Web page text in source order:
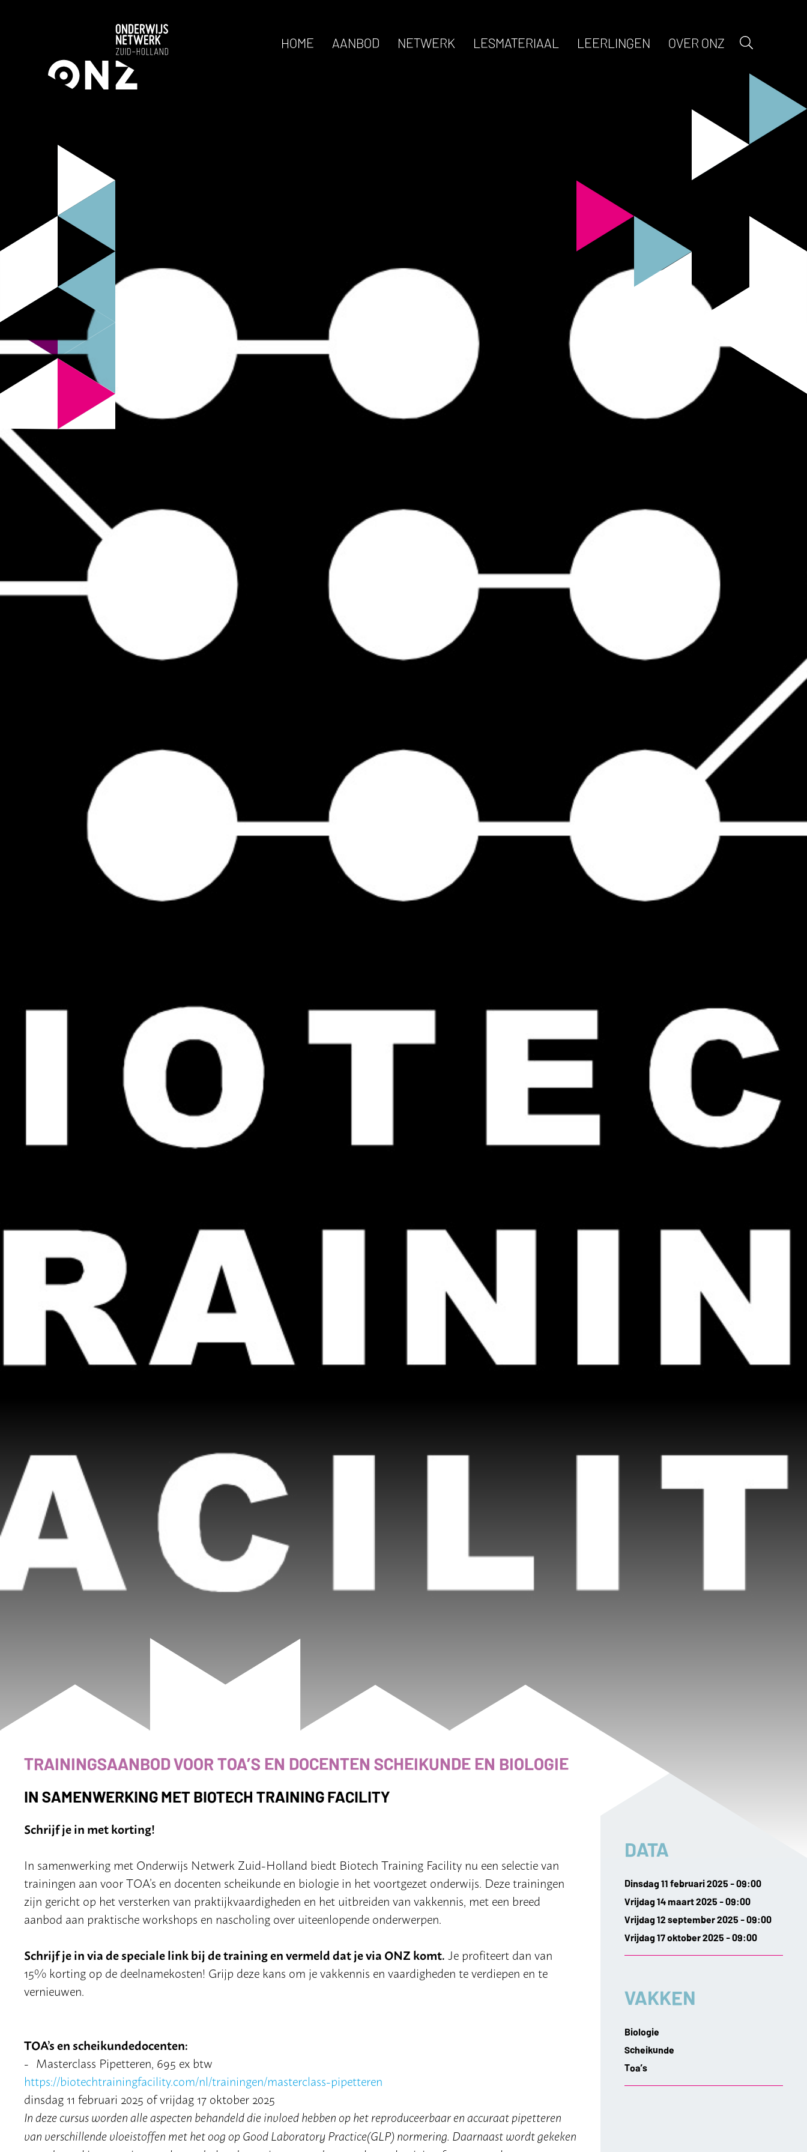
HOME AANBOD NETWERK LESMATERIAAL LEERLINGEN OVER ONZ
TRAININGSAANBOD VOOR TOA’S EN DOCENTEN SCHEIKUNDE EN BIOLOGIE
IN SAMENWERKING METBIOTECHTRAINING FACILITY
Schrijf je in met korting!
In samenwerking met Onderwijs Netwerk Zuid-Holland biedt Biotech Training Facility nu een selectie van
trainingen aan voor TOA’s en docenten scheikunde en biologie in het voortgezet onderwijs. Deze trainingen
zijn gericht op het versterken van praktijkvaardigheden en het uitbreiden van vakkennis, met een breed
aanbod aan praktische workshops en nascholing over uiteenlopende onderwerpen.
Schrijf je in via de speciale link bij de training en vermeld dat je via ONZ komt. Je profiteert dan van
15% korting op de deelnamekosten! Grijp deze kans om je vakkennis en vaardigheden te verdiepen en te
vernieuwen.
TOA’s en scheikundedocenten:
Masterclass Pipetteren, 695 ex btw
https://biotechtrainingfacility.com/nl/trainingen/masterclass-pipetteren
dinsdag 11 februari 2025 of vrijdag 17 oktober 2025
In deze cursus worden alle aspecten behandeld die invloed hebben op het reproduceerbaar en accuraat pipetteren
van verschillende vloeistoffen met het oog op Good Laboratory Practice(GLP) normering. Daarnaast wordt gekeken
DATA
Dinsdag 11 februari 2025 - 09:00
Vrijdag 14 maart 2025 - 09:00
Vrijdag 12 september 2025 - 09:00
Vrijdag 17 oktober 2025 - 09:00
VAKKEN
Biologie
Scheikunde
Toa’s